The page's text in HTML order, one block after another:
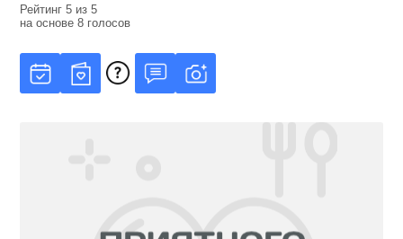
Рейтинг5 из5
на основе8 голосов